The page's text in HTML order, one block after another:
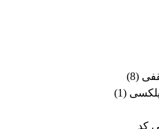
(8)
(1)